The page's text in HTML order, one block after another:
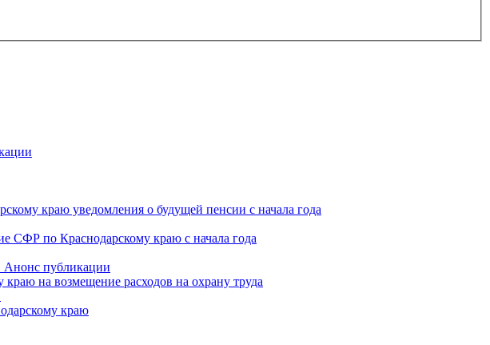
краю уведомления о будущей пенсии с начала года
СФР по Краснодарскому краю с начала года
Анонс публикации
на возмещение расходов на охрану труда
краю